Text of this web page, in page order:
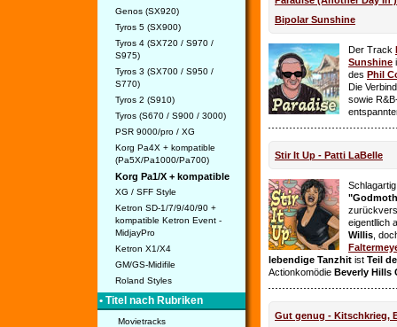
Genos (SX920)
Tyros 5 (SX900)
Tyros 4 (SX720 / S970 /
S975)
Tyros 3 (SX700 / S950 /
S770)
Tyros 2 (S910)
Tyros (S670 / S900 / 3000)
PSR 9000/pro / XG
Korg Pa4X + kompatible
(Pa5X/Pa1000/Pa700)
Korg Pa1/X + kompatible
XG / SFF Style
Ketron SD-1/7/9/40/90 +
kompatible Ketron Event -
MidjayPro
Ketron X1/X4
GM/GS-Midifile
Roland Styles
• Titel nach Rubriken
Movietracks
Bipolar Sunshine
Der Track
Sunshine
des Phil
Die
sowie
Stir It Up - Patti LaBelle
eigentllich
Willis ,
lebendige Tanzhit ist Teil
Actionkomödie Beverly Hills
Gut genug - Kitschkrieg,